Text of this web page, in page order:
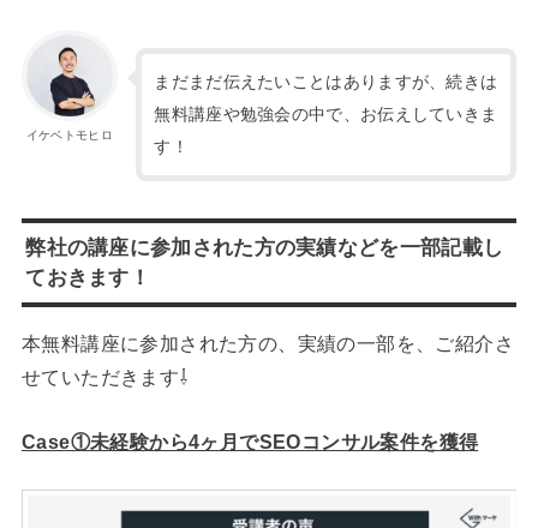
イケベトモヒロ
まだまだ伝えたいことはありますが、続きは
無料講座や勉強会の中で、お伝えしていきま
す！
弊社の講座に参加された方の実績などを一部記載し
ておきます！
本無料講座に参加された方の、実績の一部を、ご紹介さ
せていただきます⇩
Case①未経験から4ヶ月でSEOコンサル案件を獲得